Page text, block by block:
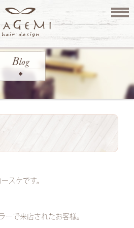
スケです。
ーで来店されたお客様。